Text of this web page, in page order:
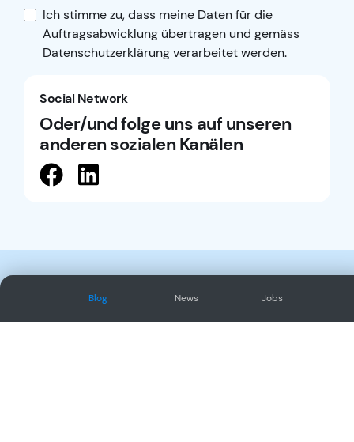
Blog News Jobs
Ich stimme zu, dass meine Daten für die
Auftragsabwicklung übertragen und gemäss
Datenschutzerklärungverarbeitet werden.
Social Network
Oder/und folge uns auf unseren
anderen sozialen Kanälen
Neues